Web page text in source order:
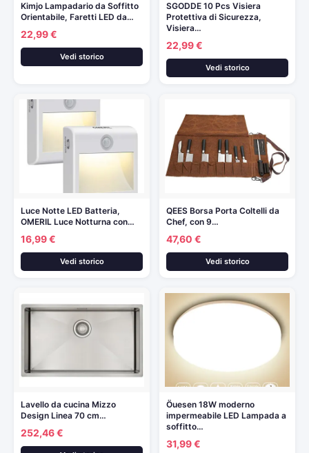
Kimjo Lampadario da Soffitto
Orientabile, Faretti LED da…
22,99 €
Vedi storico
SGODDE 10 Pcs Visiera
Protettiva di Sicurezza,
Visiera…
22,99 €
Vedi storico
Luce Notte LED Batteria,
OMERIL Luce Notturna con…
16,99 €
Vedi storico
QEES Borsa Porta Coltelli da
Chef, con 9…
47,60 €
Vedi storico
Lavello da cucina Mizzo
Design Linea 70 cm…
252,46 €
Öuesen 18W moderno
impermeabile LED Lampada a
soffitto…
31,99 €